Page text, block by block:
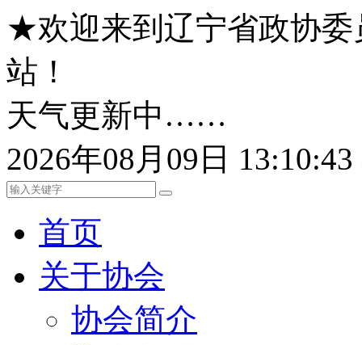
★欢迎来到辽宁省政协委
站！
天气更新中……
2026年08月09日
首页
关于协会
协会简介